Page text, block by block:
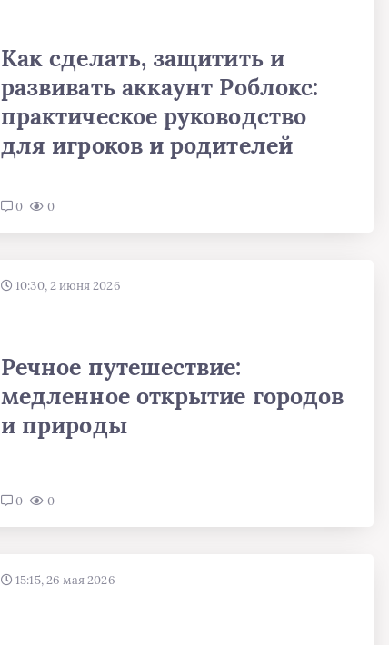
Как сделать, защитить и
развивать аккаунт Роблокс:
практическое руководство
для игроков и родителей
0 0
10:30, 2 июня 2026
Речное путешествие:
медленное открытие городов
и природы
0 0
15:15, 26 мая 2026